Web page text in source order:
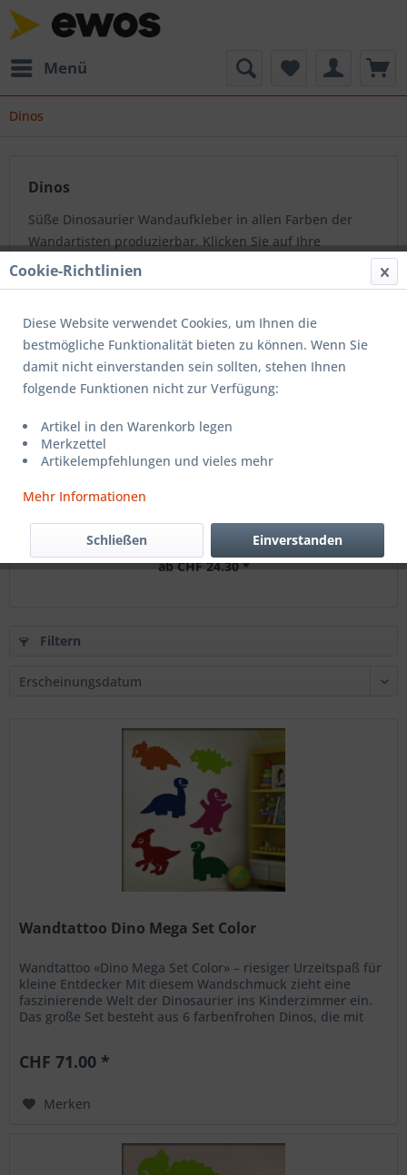
Menü
Dinos
Dinos
Süße Dinosaurier Wandaufkleber in allen Farben der
Wandartisten produzierbar. Klicken Sie auf Ihre
Wunschdinos für weitere Details:
Topseller
ab CHF 24.30 *
Filtern
Wandtattoo Dino Mega Set Color
Wandtattoo «Dino Mega Set Color» – riesiger Urzeitspaß für
kleine Entdecker Mit diesem Wandschmuck zieht eine
faszinierende Welt der Dinosaurier ins Kinderzimmer ein.
Das große Set besteht aus 6 farbenfrohen Dinos, die mit
CHF 71.00 *
Merken
Cookie-Richtlinien
Diese Website verwendet Cookies, um Ihnen die
bestmögliche Funktionalität bieten zu können. Wenn Sie
damit nicht einverstanden sein sollten, stehen Ihnen
folgende Funktionen nicht zur Verfügung:
Artikel in den Warenkorb legen
Merkzettel
Artikelempfehlungen und vieles mehr
Mehr Informationen
Einverstanden
Schließen